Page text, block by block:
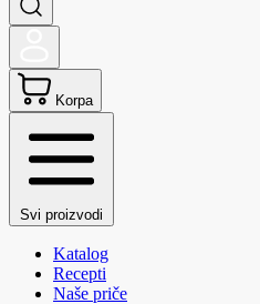
Korpa
Svi proizvodi
Katalog
Recepti
Naše priče